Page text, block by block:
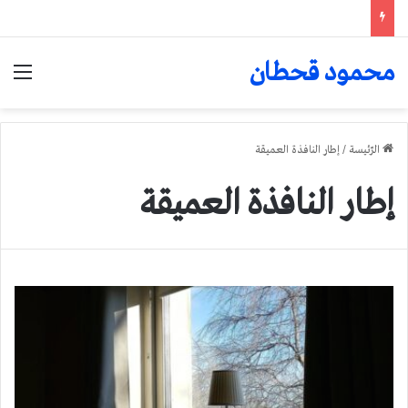
محمود قحطان
الرّئيسة /إطار النافذة العميقة
إطار النافذة العميقة